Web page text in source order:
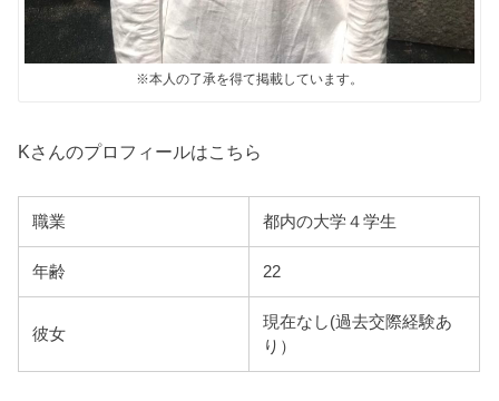
※本人の了承を得て掲載しています。
Kさんのプロフィールはこちら
職業 都内の大学４学生
年齢 22
彼女
現在なし(過去交際経験あ
り）